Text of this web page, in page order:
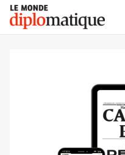
Skip
content
Le monde diplomatique